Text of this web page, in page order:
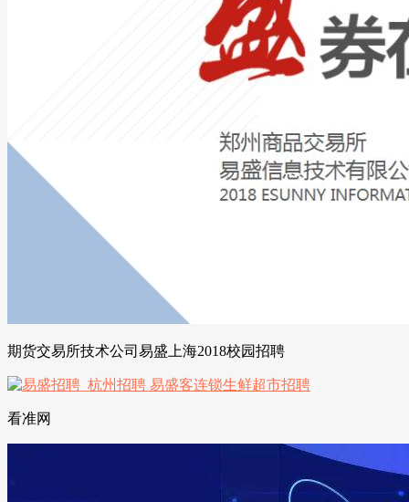
期货交易所技术公司易盛上海2018校园招聘
看准网